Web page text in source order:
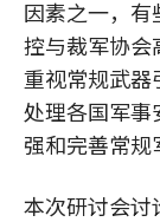
因素之一，
控与裁军协
重视常规武器
处理各国军事
强和完善常
本次研讨会讨